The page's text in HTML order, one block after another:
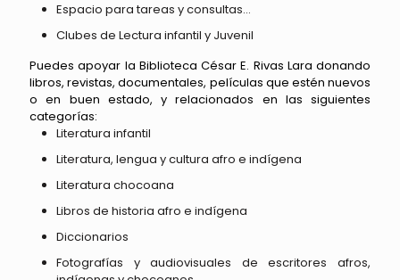
Espacio para tareas y consultas…
Clubes de Lectura infantil y Juvenil
Puedes apoyar la Biblioteca César E. Rivas Lara donando
libros, revistas, documentales, películas que estén nuevos
o en buen estado, y relacionados en las siguientes
categorías:
Literatura infantil
Literatura, lengua y cultura afro e indígena
Literatura chocoana
Libros de historia afro e indígena
Diccionarios
Fotografías y audiovisuales de escritores afros,